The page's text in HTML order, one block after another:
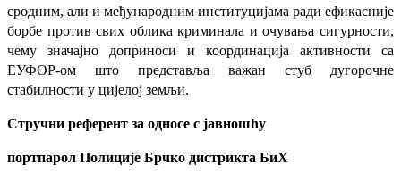
сродним, али и међународним институцијама ради ефикасније
борбе против свих облика криминала и очувања сигурности,
чему значајно доприноси и координација активности са
ЕУФОР-ом што представља важан стуб дугорочне
стабилности у цијелој земљи.
Стручни референт за односе с јавношћу
портпарол Полиције Брчко дистрикта БиХ